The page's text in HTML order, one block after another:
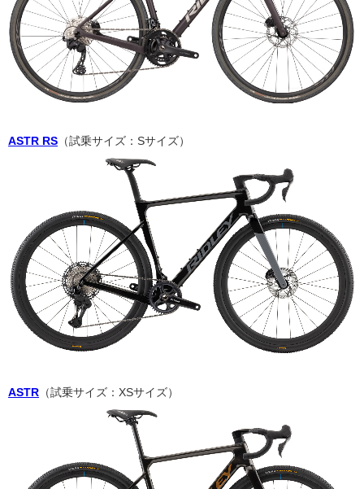
ASTR RS （試乗サイズ：Sサイズ）
ASTR （試乗サイズ：XSサイズ）